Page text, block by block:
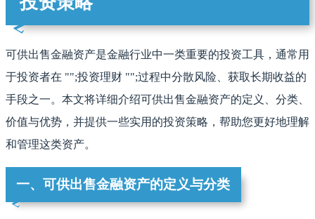
可供出售金融资产是金融行业中一类重要的投资工具，通常用
于投资者在 "";投资理财 "";过程中分散风险、获取长期收益的
手段之一。本文将详细介绍可供出售金融资产的定义、分类、
价值与优势，并提供一些实用的投资策略，帮助您更好地理解
和管理这类资产。
一、可供出售金融资产的定义与分类